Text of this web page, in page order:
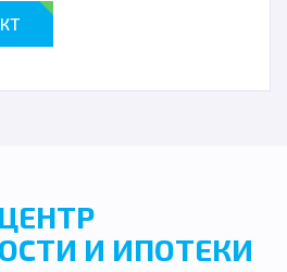
И ИПОТЕКИ